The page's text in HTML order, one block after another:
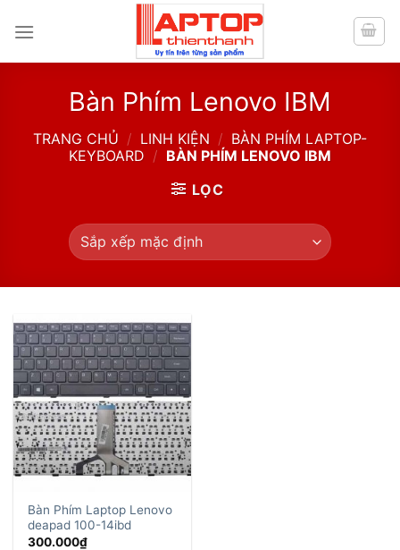
Bàn Phím Lenovo IBM
TRANG CHỦ / LINH KIỆN / BÀN PHÍM LAPTOP-
KEYBOARD / BÀN PHÍM LENOVO IBM
LỌC
Bàn Phím Laptop Lenovo
deapad 100-14ibd
300.000₫